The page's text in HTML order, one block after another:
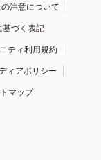
注意について
基づく表記
ティ利用規約
ィアポリシー
マップ